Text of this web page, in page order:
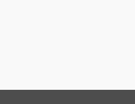
引發關注。該站還同時提
訊。